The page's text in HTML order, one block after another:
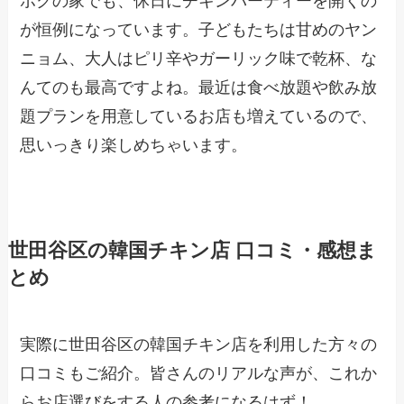
が恒例になっています。子どもたちは甘めのヤン
ニョム、大人はピリ辛やガーリック味で乾杯、な
んてのも最高ですよね。最近は食べ放題や飲み放
題プランを用意しているお店も増えているので、
思いっきり楽しめちゃいます。
世田谷区の韓国チキン店 口コミ・感想ま
とめ
実際に世田谷区の韓国チキン店を利用した方々の
口コミもご紹介。皆さんのリアルな声が、これか